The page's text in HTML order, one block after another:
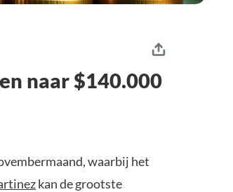
naar $140.000
waarbij het
kan de grootste